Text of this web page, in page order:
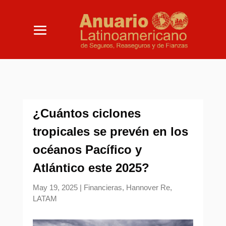
¿Cuántos ciclones
tropicales se prevén en los
océanos Pacífico y
Atlántico este 2025?
May 19, 2025| Financieras, Hannover Re,
LATAM